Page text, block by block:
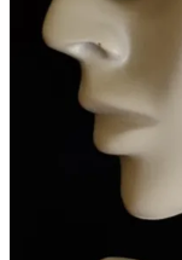
Viervoeters
Overig
Feestdagen
Over mij
Materialen en